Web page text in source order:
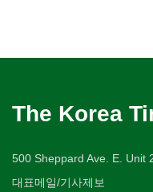
The Korea
500 Sheppard Ave. E. Unit
대표메일/기사제보